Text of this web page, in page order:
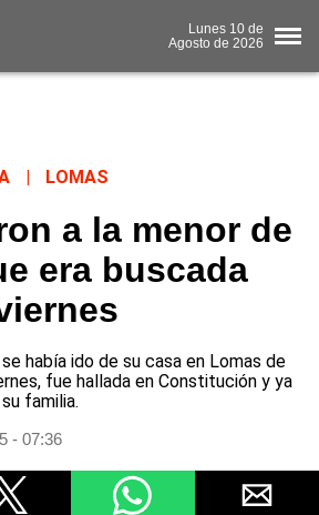
Lunes 10 de
Agosto de 2026
LOMAS
a la menor de
era buscada
había ido de su casa en Lomas de
fue hallada en Constitución y ya
familia.
- 07:36